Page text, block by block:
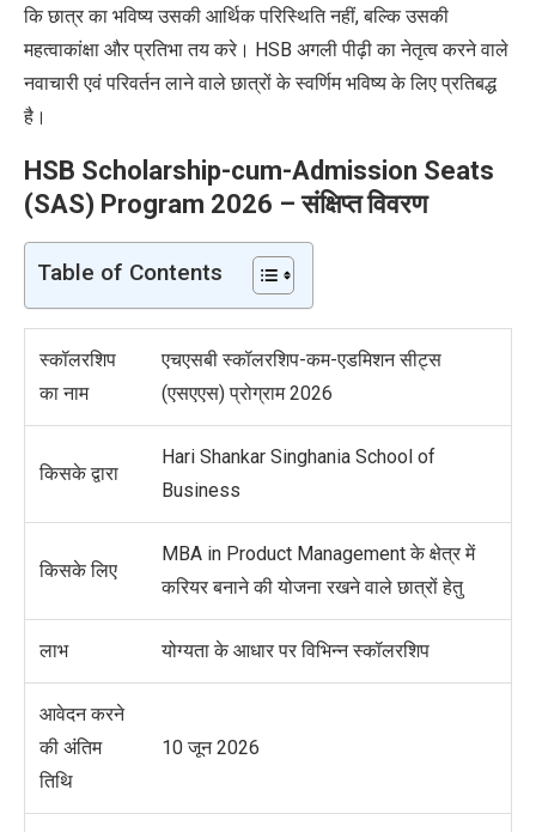
कि छात्र का भविष्य उसकी आर्थिक परिस्थिति नहीं, बल्कि उसकी
महत्वाकांक्षा और प्रतिभा तय करे। HSB अगली पीढ़ी का नेतृत्व करने वाले
नवाचारी एवं परिवर्तन लाने वाले छात्रों के स्वर्णिम भविष्य के लिए प्रतिबद्ध
है।
HSB Scholarship-cum-Admission Seats
(SAS) Program 2026 – संक्षिप्त विवरण
Table of Contents
स्कॉलरशिप
का नाम
एचएसबी स्कॉलरशिप-कम-एडमिशन सीट्स
(एसएएस) प्रोग्राम 2026
किसके द्वारा
Hari Shankar Singhania School of
Business
किसके लिए
MBA in Product Management के क्षेत्र में
करियर बनाने की योजना रखने वाले छात्रों हेतु
लाभ योग्यता के आधार पर विभिन्न स्कॉलरशिप
आवेदन करने
की अंतिम
तिथि
10 जून 2026